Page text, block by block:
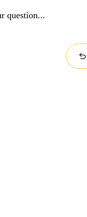
question...